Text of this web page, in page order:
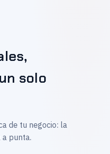
solo
de tu negocio: la
punta.